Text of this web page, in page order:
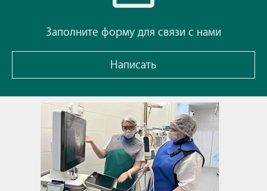
Заполните форму для связи с нами
Написать